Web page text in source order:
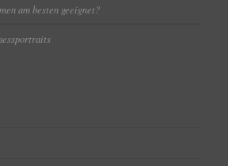
am besten geeignet?